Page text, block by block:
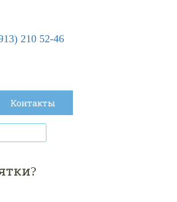
210 52-46
Контакты